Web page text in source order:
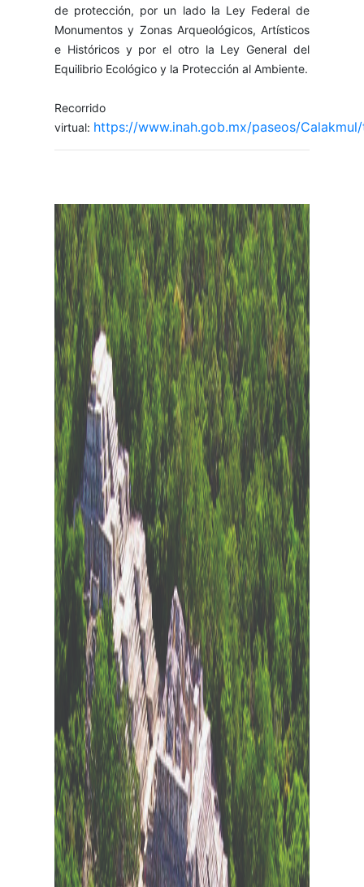
de protección, por un lado la Ley Federal de
Monumentos y Zonas Arqueológicos, Artísticos
e Históricos y por el otro la Ley General del
Equilibrio Ecológico y la Protección al Ambiente.
Recorrido
virtual: https://www.inah.gob.mx/paseos/